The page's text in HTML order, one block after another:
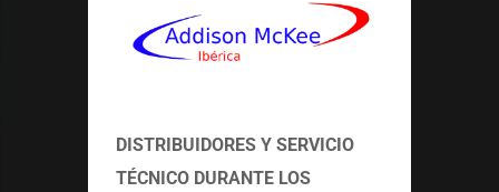
DISTRIBUIDORES Y SERVICIO
TÉCNICO DURANTE LOS